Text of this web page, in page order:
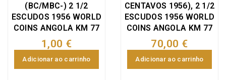
(BC/MBC-) 2 1/2
ESCUDOS 1956 WORLD
COINS ANGOLA KM 77
1,00 €
Adicionar ao carrinho
CENTAVOS 1956), 2 1/2
ESCUDOS 1956 WORLD
COINS ANGOLA KM 77
70,00 €
Adicionar ao carrinho